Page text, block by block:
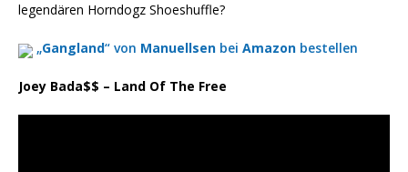
legendären Horndogz Shoeshuffle?
„Gangland“ von Manuellsen bei Amazon bestellen
Joey Bada$$ – Land Of The Free